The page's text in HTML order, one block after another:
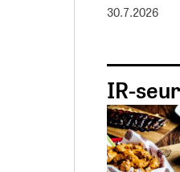
30.7.2026
IR-